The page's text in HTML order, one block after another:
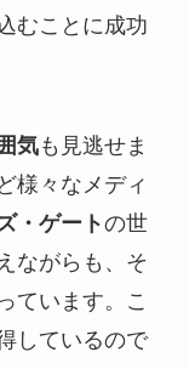
むことに成功
気も見逃せま
様々なメディ
・ゲートの世
ながらも、そ
ています。こ
しているので